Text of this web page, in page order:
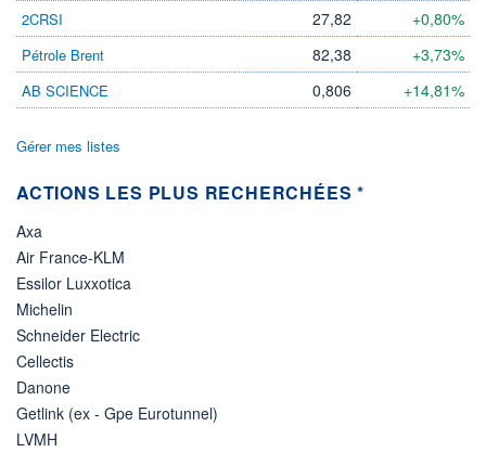
2CRSI 27,82 +0,80%
Pétrole Brent 82,38 +3,73%
AB SCIENCE 0,806 +14,81%
Gérer mes listes
ACTIONS LES PLUS RECHERCHÉES *
Axa
Air France-KLM
Essilor Luxxotica
Michelin
Schneider Electric
Cellectis
Danone
Getlink (ex - Gpe Eurotunnel)
LVMH